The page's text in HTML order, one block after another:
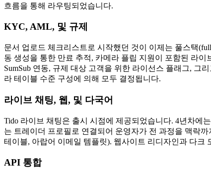
흐름을 통해 라우팅되었습니다.
KYC, AML, 및 규제
문서 업로드 체크리스트로 시작했던 것이 이제는 풀스택
동 생성을 통한 만료 추적, 카메라 플립 지원이 포함된 라
SumSub 연동, 규제 대상 고객을 위한 라이선스 플래그, 그
라 테이블 수준 구성에 의해 모두 결정됩니다.
라이브 채팅, 웹, 및 다국어
Tido 라이브 채팅은 출시 시점에 제공되었습니다. 4년차에
는 트레이더 프로필로 연결되어 운영자가 전 과정을 맥락
테이블, 아랍어 이메일 템플릿). 웹사이트 리디자인과 다
API 통합